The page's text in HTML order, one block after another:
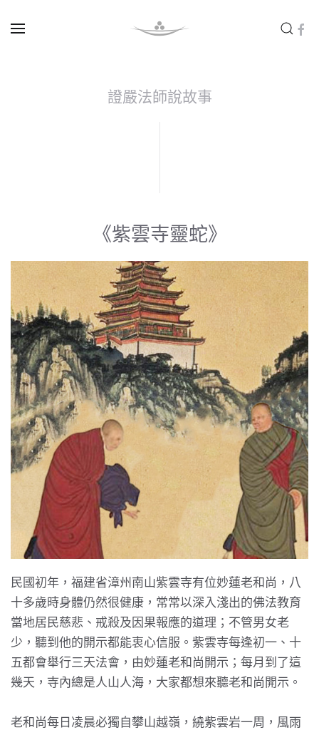
證嚴法師說故事
《紫雲寺靈蛇》
民國初年，福建省漳州南山紫雲寺有位妙蓮老和尚，八
十多歲時身體仍然很健康，常常以深入淺出的佛法教育
當地居民慈悲、戒殺及因果報應的道理；不管男女老
少，聽到他的開示都能衷心信服。紫雲寺每逢初一、十
五都會舉行三天法會，由妙蓮老和尚開示；每月到了這
幾天，寺內總是人山人海，大家都想來聽老和尚開示。
老和尚每日凌晨必獨自攀山越嶺，繞紫雲岩一周，風雨